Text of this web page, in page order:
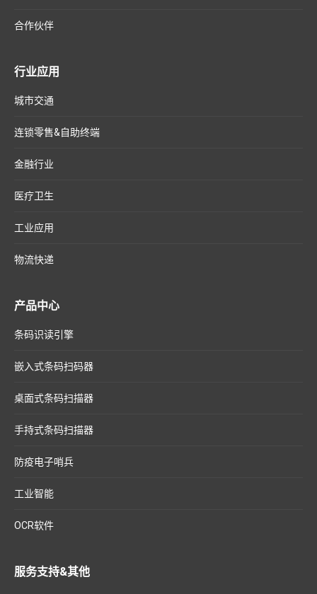
合作伙伴
行业应用
城市交通
连锁零售&自助终端
金融行业
医疗卫生
工业应用
物流快递
产品中心
条码识读引擎
嵌入式条码扫码器
桌面式条码扫描器
手持式条码扫描器
防疫电子哨兵
工业智能
OCR软件
服务支持&其他